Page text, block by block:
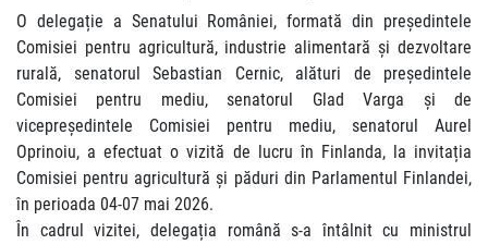
O delegație a Senatului României, formată din președintele
Comisiei pentru agricultură, industrie alimentară și dezvoltare
rurală, senatorul Sebastian Cernic, alături de președintele
Comisiei pentru mediu, senatorul Glad Varga și de
vicepreședintele Comisiei pentru mediu, senatorul Aurel
Oprinoiu, a efectuat o vizită de lucru în Finlanda, la invitația
Comisiei pentru agricultură și păduri din Parlamentul Finlandei,
în perioada 04-07 mai 2026.
În cadrul vizitei, delegația română s-a întâlnit cu ministrul